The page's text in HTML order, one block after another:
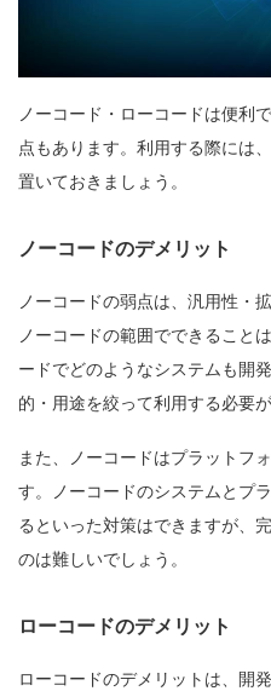
ノーコード・ローコードは便利
点もあります。利用する際には
置いておきましょう。
ノーコードのデメリット
ノーコードの弱点は、汎用性・
ノーコードの範囲でできること
ードでどのようなシステムも開
的・用途を絞って利用する必要が
また、ノーコードはプラットフ
す。ノーコードのシステムとプ
るといった対策はできますが、
のは難しいでしょう。
ローコードのデメリット
ローコードのデメリットは、開